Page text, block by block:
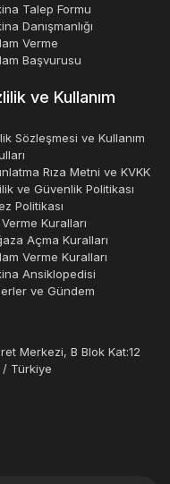
için önemlidir.
Güç trafoları,
dağıtım
gerilimli kullanıma
birçok faktöre
ve güvenliği
Talep Formu
Danışmanlığı
Verme
Başvurusu
ve Kullanım
Sözleşmesi ve Kullanım
Rıza Metni ve KVKK
ve Güvenlik Politikası
Politikası
Kuralları
Açma Kuralları
Verme Kuralları
Ansiklopedisi
ve Gündem
Merkezi, B Blok Kat:12
/ Türkiye